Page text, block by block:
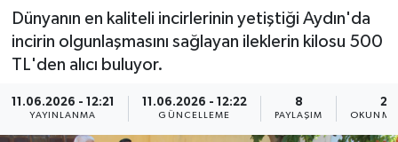
Dünyanın en kaliteli incirlerinin yetiştiği Aydın'da
incirin olgunlaşmasını sağlayan ileklerin kilosu 500
TL'den alıcı buluyor.
11.06.2026 - 12:21
YAYINLANMA
11.06.2026 - 12:22
GÜNCELLEME
8
PAYLAŞIM
2
OKUNMA
Yaşam
Kültür Sanat
Süper Lig Puan Durumu ve Fikstür
Son Dakika Haberleri